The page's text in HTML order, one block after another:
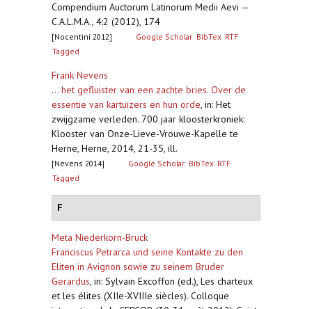
Compendium Auctorum Latinorum Medii Aevi —
C.A.L.M.A., 4:2 (2012), 174
[Nocentini 2012] Google Scholar BibTex RTF
Tagged
Frank Nevens
... het gefluister van een zachte bries. Over de
essentie van kartuizers en hun orde, in: Het
zwijgzame verleden. 700 jaar kloosterkroniek:
Klooster van Onze-Lieve-Vrouwe-Kapelle te
Herne, Herne, 2014, 21-35, ill.
[Nevens 2014] Google Scholar BibTex RTF
Tagged
F
Meta Niederkorn-Bruck
Franciscus Petrarca und seine Kontakte zu den
Eliten in Avignon sowie zu seinem Bruder
Gerardus, in: Sylvain Excoffon (ed.), Les charteux
et les élites (XIIe-XVIIIe siècles). Colloque